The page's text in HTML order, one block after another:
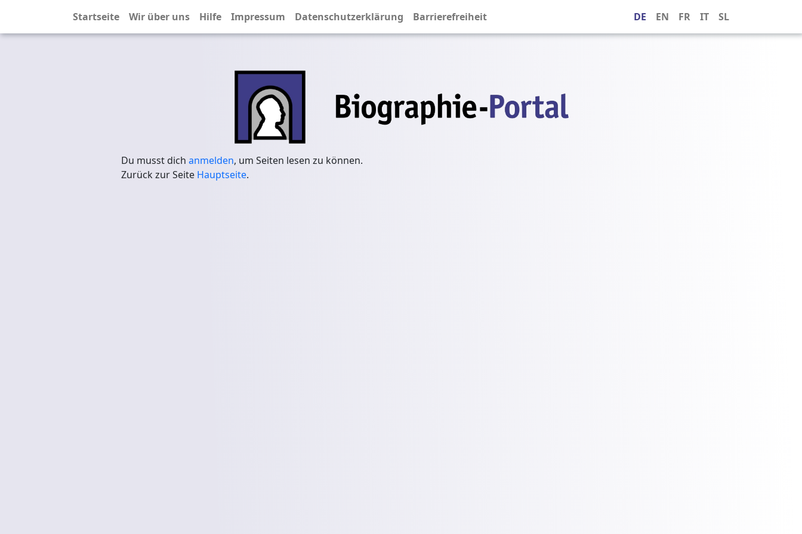
Startseite Wir über uns Hilfe Impressum Datenschutzerklärung Barrierefreiheit DE EN FR IT SL
Du musst dich anmelden, um Seiten lesen zu können.
Zurück zur Seite Hauptseite.